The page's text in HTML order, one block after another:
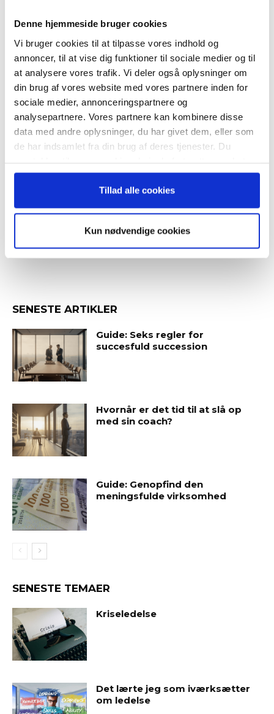
Denne hjemmeside bruger cookies
Vi bruger cookies til at tilpasse vores indhold og
annoncer, til at vise dig funktioner til sociale medier og til
at analysere vores trafik. Vi deler også oplysninger om
din brug af vores website med vores partnere inden for
sociale medier, annonceringspartnere og
analysepartnere. Vores partnere kan kombinere disse
data med andre oplysninger, du har givet dem, eller som
de har indsamlet fra din brug af deres tjenester. Du
anvende vores hjemmeside.
Tillad alle cookies
Kun nødvendige cookies
RELATEREDE ARTIKLER
Guide: Genopfind den
meningsfulde virksomhed
topchefen er på vildspor
SENESTE ARTIKLER
Guide: Seks regler for
succesfuld succession
Hvornår er det tid til at slå op
med sin coach?
Guide: Genopfind den
meningsfulde virksomhed
SENESTE TEMAER
Kriseledelse
Det lærte jeg som iværksætter
om ledelse
nyhedsbrev
– og modtag Ole Borchs bog
“Succes i en dansk bestyrelse”
Bestyrelsesguidens ugentlige nyhedsbrev samt
Tilmeld